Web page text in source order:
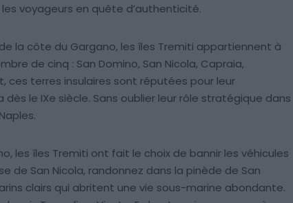
voyageurs en quête d’authenticité.
la côte du Gargano, les îles Tremiti appartiennent à
de cinq : San Domino, San Nicola, Capraia,
ces terres insulaires sont réputées pour leur
le IXe siècle. Sans oublier leur rôle stratégique dans
les îles Tremiti ont fait le choix de bannir les véhicules
de San Nicola, randonnez dans la pinède de San
clairs qui abritent une vie sous-marine abondante.